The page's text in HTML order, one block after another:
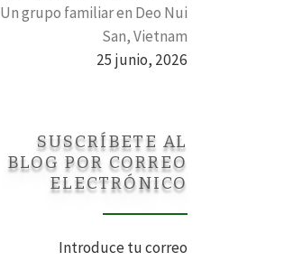
Un grupo familiar en Deo Nui
San, Vietnam
25 junio, 2026
SUSCRÍBETE AL
BLOG POR CORREO
ELECTRÓNICO
Introduce tu correo